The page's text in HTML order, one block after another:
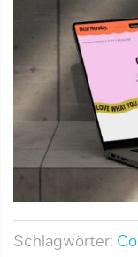
Schlagwörter: